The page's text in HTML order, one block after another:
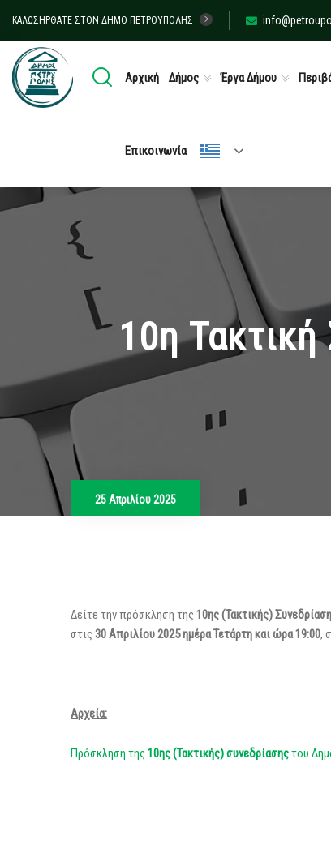
ΚΑΛΩΣΉΡΘΑΤΕ ΣΤΟΝ ΔΉΜΟ ΠΕΤΡΟΎΠΟΛΗΣ
Αρχική Δήμος Έργα Δήμου
Επικοινωνία
10η
25 Απριλίου 2025
Δείτε την πρόσκληση της 10ης (Τακτικής)
στις 30 Απριλίου 2025 ημέρα Τετάρτη και ώρα 19:00,
Αρχεία:
Πρόσκληση της10ης (Τακτικής)συνεδρίασηςτου